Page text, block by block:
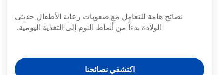
نصائح هامة للتعامل مع صعوبات رعاية الأطفال حديثي
الولادة بدءاً من أنماط النوم إلى التغذية اليومية.
اكتشفي نصائحنا